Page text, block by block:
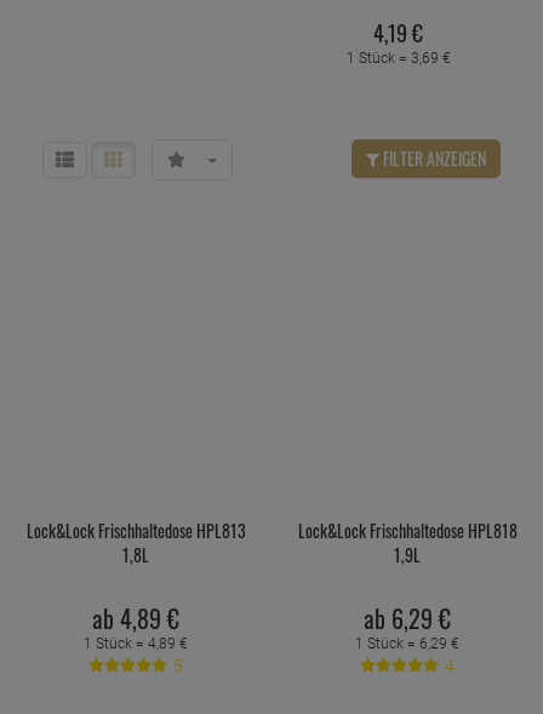
4,19€
1 Stück = 3,69 €
FILTER ANZEIGEN
Lock&Lock Frischhaltedose HPL813
1,8L
ab 4,89 €
1 Stück = 4,89 €
5
Lock&Lock Frischhaltedose HPL818
1,9L
ab 6,29 €
1 Stück = 6,29 €
4